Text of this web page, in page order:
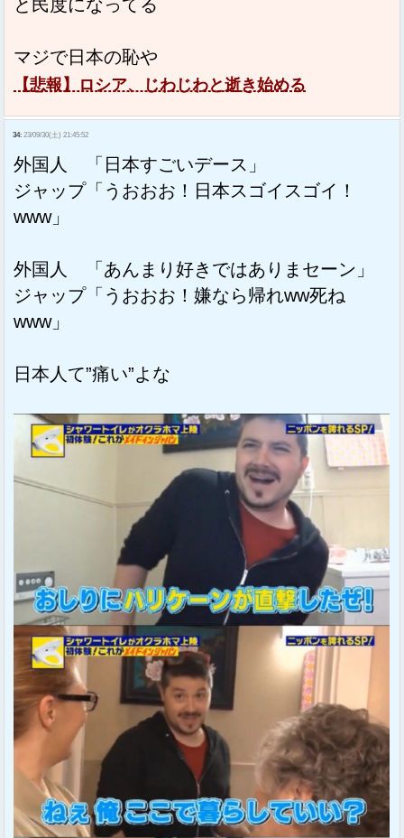
と民度になってる
マジで日本の恥や
【悲報】ロシア、じわじわと逝き始める
34: 23/09/30(土) 21:45:52
外国人 「日本すごいデース」
ジャップ「うおおお！日本スゴイスゴイ！
www」
外国人 「あんまり好きではありまセーン」
ジャップ「うおおお！嫌なら帰れww死ね
www」
日本人て”痛い”よな